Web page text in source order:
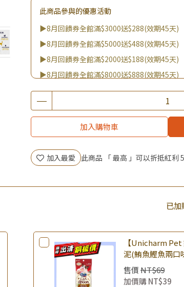
此商品參與的優惠活動
▶8月回饋券全館滿$3000送$288(效期45天)
▶8月回饋券全館滿$5000送$488(效期45天)
▶8月回饋券全館滿$2000送$188(效期45天)
▶8月回饋券全館滿$8000送$888(效期45天)
▶消費滿999｜享超值價$299加購BIO UP面膜
▶全館不限消費金額｜享超值價$19起 加購自
▶王國加購活動 訂單享超值優惠價加購好物
▶全館品項超殺加購活動開跑啦！
▶夏祭好禮｜購買犬貓乾溼糧，滿額享好禮5
加入購物車
加入最愛 此商品 「 最高 」可以折抵紅利
已加
【Unicharm
泥(鮪魚鰹魚兩口
期20260819) 貓
品
售價NT$69
加價購NT$39